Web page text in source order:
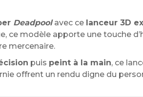
Deadpoolavec ce lanceur 3D
ce modèle apporte une touche
mercenaire.
puis peint à la main, ce
offrent un rendu digne du